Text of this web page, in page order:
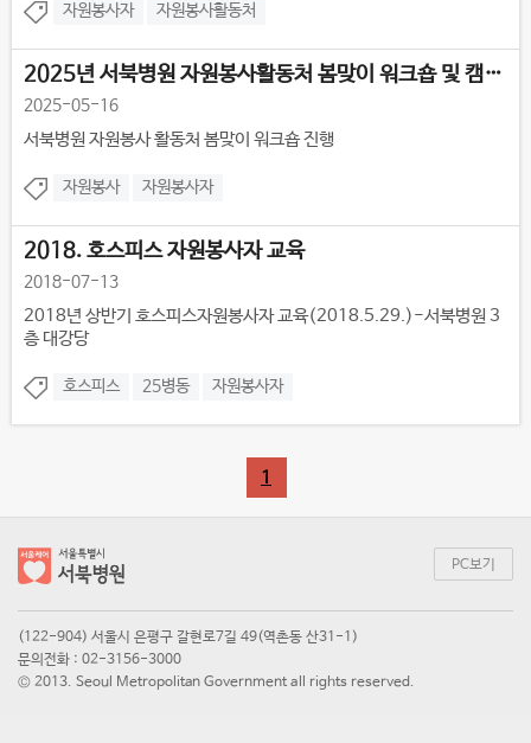
자원봉사자 자원봉사활동처
2025년 서북병원 자원봉사활동처 봄맞이 워크숍 및 캠페인 진행
2025-05-16
서북병원 자원봉사 활동처 봄맞이 워크숍 진행
자원봉사 자원봉사자
2018. 호스피스 자원봉사자 교육
2018-07-13
2018년 상반기 호스피스자원봉사자 교육(2018.5.29.)-서북병원 3
층 대강당
호스피스 25병동 자원봉사자
1
PC보기
(122-904) 서울시 은평구 갈현로7길 49(역촌동 산31-1)
문의전화 : 02-3156-3000
© 2013. Seoul Metropolitan Government all rights reserved.